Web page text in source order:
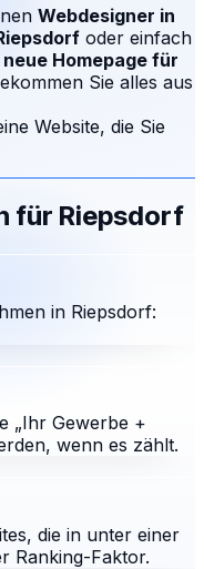
Webdesigner in
oder einfach
neue Homepage für
Sie alles aus
Website, die Sie
für Riepsdorf
in Riepsdorf:
„Ihr Gewerbe +
wenn es zählt.
die in unter einer
Ranking-Faktor.